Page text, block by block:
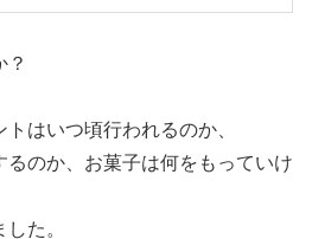
？
はいつ頃行われるのか、
のか、お菓子は何をもっていけ
た。